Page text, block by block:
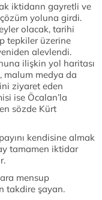
iktidarın gayretli ve
yoluna girdi.
olacak, tarihi
tepkiler üzerine
alevlendi.
ilişkin yol haritası
malum medya da
ziyaret eden
ise Öcalan’la
sözde Kürt
kendisine almak
tamamen iktidar
mensup
takdire şayan.